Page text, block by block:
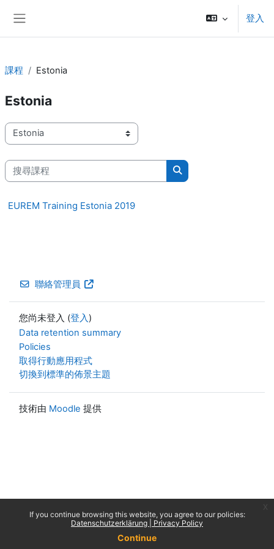
If you continue browsing this website, you agree to our policies:
Datenschutzerklärung | Privacy Policy
Continue
登入
課程 Estonia
Estonia
課程類別
搜尋課程
搜尋課程
EUREM Training Estonia 2019
聯絡管理員
您尚未登入 (登入)
Data retention summary
Policies
取得行動應用程式
切換到標準的佈景主題
技術由 Moodle 提供